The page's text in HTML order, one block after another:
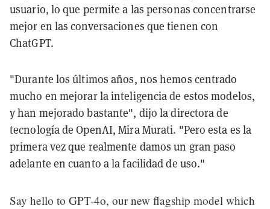
usuario, lo que permite a las personas concentrarse
mejor en las conversaciones que tienen con
ChatGPT.
"Durante los últimos años, nos hemos centrado
mucho en mejorar la inteligencia de estos modelos,
y han mejorado bastante", dijo la directora de
tecnología de OpenAI, Mira Murati. "Pero esta es la
primera vez que realmente damos un gran paso
adelante en cuanto a la facilidad de uso."
Say hello to GPT-4o, our new flagship model which